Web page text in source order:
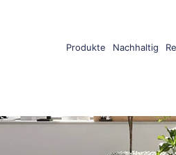
Produkte Nachhaltig